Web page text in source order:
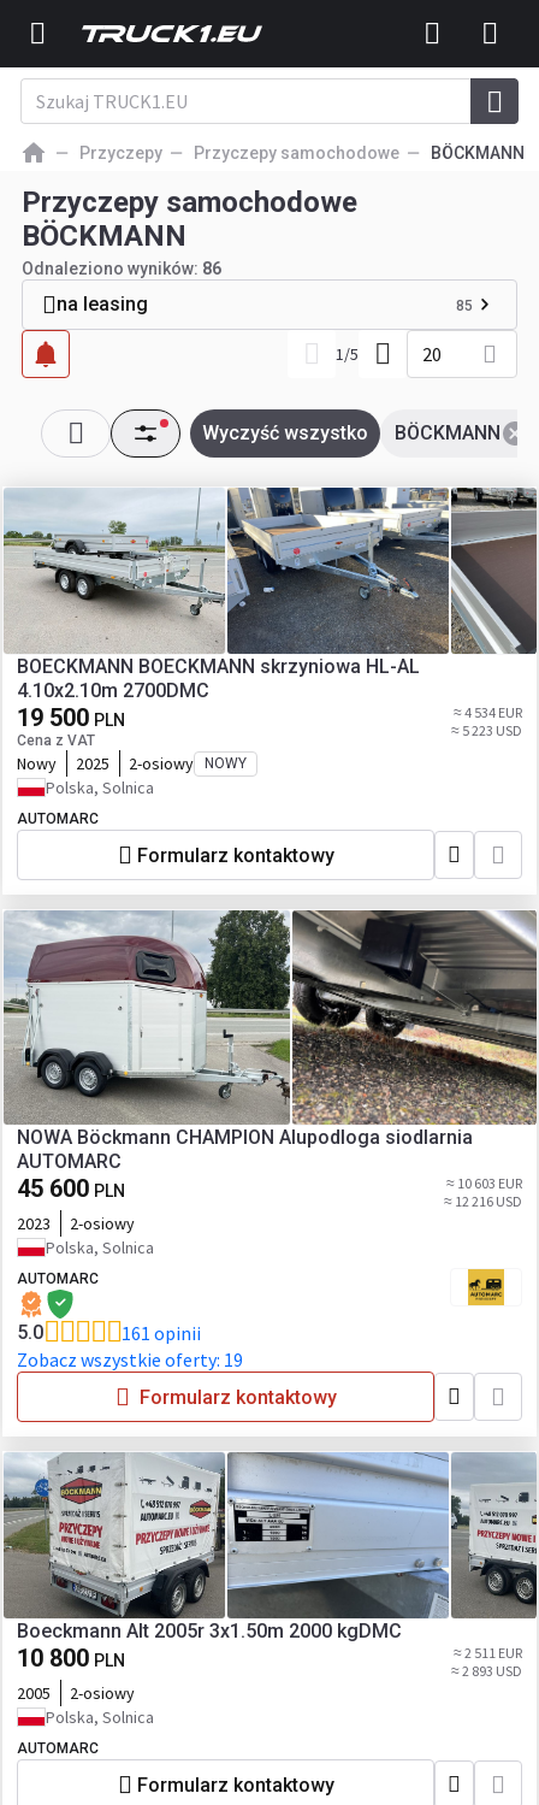
Przyczepy Przyczepy samochodowe BÖCKMANN
Przyczepy samochodowe
BÖCKMANN
Odnaleziono wyników: 86
na leasing 85
1/5 20
BÖCKMANN
Wyczyść wszystko
BOECKMANN BOECKMANN skrzyniowa HL-AL
4.10x2.10m 2700DMC
19 500 PLN
Cena z VAT
≈ 4 534 EUR
≈ 5 223 USD
Nowy 2025 2-osiowy NOWY
Polska, Solnica
AUTOMARC
Formularz kontaktowy
NOWA Böckmann CHAMPION Alupodloga siodlarnia
AUTOMARC
45 600 PLN
≈ 10 603 EUR
≈ 12 216 USD
2023
2-osiowy
Polska, Solnica
AUTOMARC
5.0
161 opinii
Zobacz wszystkie oferty: 19
Formularz kontaktowy
Boeckmann Alt 2005r 3x1.50m 2000 kgDMC
10 800 PLN
≈ 2 511 EUR
≈ 2 893 USD
2005
2-osiowy
Polska, Solnica
AUTOMARC
Formularz kontaktowy